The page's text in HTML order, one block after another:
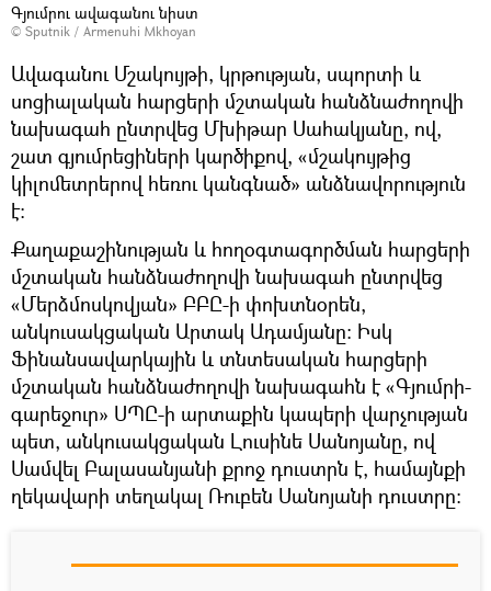
Գյումրու ավագանու նիստ
© Sputnik / Armenuhi Mkhoyan
Ավագանու Մշակույթի, կրթության, սպորտի և
սոցիալական հարցերի մշտական հանձնաժողովի
նախագահ ընտրվեց Մխիթար Սահակյանը, ով,
շատ գյումրեցիների կարծիքով, «մշակույթից
կիլոմետրերով հեռու կանգնած» անձնավորություն
է:
Քաղաքաշինության և հողօգտագործման հարցերի
մշտական հանձնաժողովի նախագահ ընտրվեց
«Մերձմոսկովյան» ԲԲԸ-ի փոխտնօրեն,
անկուսակցական Արտակ Ադամյանը: Իսկ
Ֆինանսավարկային և տնտեսական հարցերի
մշտական հանձնաժողովի նախագահն է «Գյումրի-
գարեջուր» ՍՊԸ-ի արտաքին կապերի վարչության
պետ, անկուսակցական Լուսինե Սանոյանը, ով
Սամվել Բալասանյանի քրոջ դուստրն է, համայնքի
ղեկավարի տեղակալ Ռուբեն Սանոյանի դուստրը: